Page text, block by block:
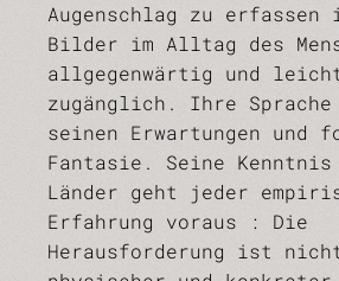
Augenschlag zu
Bilder im Alltag des
allgegenwärtig und
zugänglich. Ihre
seinen Erwartungen und
Fantasie. Seine
Länder geht jeder
Erfahrung voraus : Die
Herausforderung ist